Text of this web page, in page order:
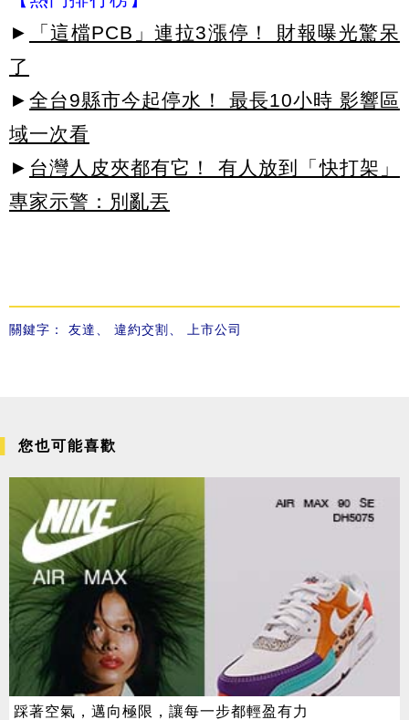
►
「這檔PCB」連拉3漲停！ 財報曝光驚呆
了
► 全台9縣市今起停水！ 最長10小時 影響區
域一次看
► 台灣人皮夾都有它！ 有人放到「快打架」
專家示警：別亂丟
關鍵字： 友達 違約交割 上市公司
您也可能喜歡
踩著空氣，邁向極限，讓每一步都輕盈有力